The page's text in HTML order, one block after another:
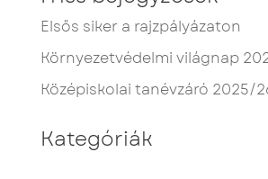
Elsős siker a rajzpályázaton
Környezetvédelmi világnap
Középiskolai tanévzáró 2025/
Kategóriák